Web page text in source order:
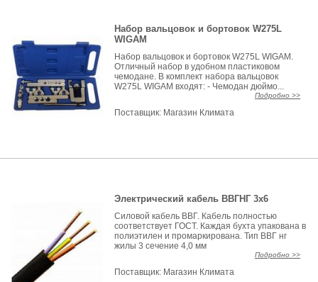
Набор вальцовок и бортовок W275L
WIGAM
Набор вальцовок и бортовок W275L WIGAM.
Отличный набор в удобном пластиковом
чемодане. В комплект набора вальцовок
W275L WIGAM входят: - Чемодан дюймо...
Подробно >>
Поставщик: Магазин Климата
Электрический кабель ВВГНГ 3х6
Силовой кабель ВВГ. Кабель полностью
соответствует ГОСТ. Каждая бухта упакована в
полиэтилен и промаркирована. Тип ВВГ нг
жилы 3 сечение 4,0 мм
Подробно >>
Поставщик: Магазин Климата